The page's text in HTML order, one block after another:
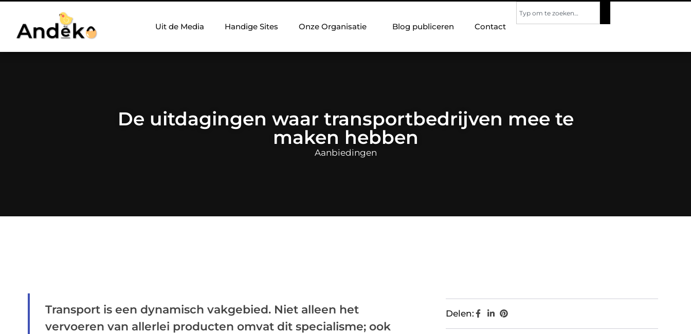
Uit de Media Handige Sites Onze Organisatie Blog publiceren Contact
De uitdagingen waar transportbedrijven mee te
maken hebben
Aanbiedingen
Transport is een dynamisch vakgebied. Niet alleen het
vervoeren van allerlei producten omvat dit specialisme; ook
Delen: